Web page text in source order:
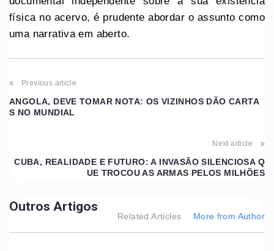
física no acervo, é prudente abordar o assunto como
uma narrativa em aberto.
Previous article
ANGOLA, DEVE TOMAR NOTA: OS VIZINHOS DÃO CARTA
S NO MUNDIAL
Next article
CUBA, REALIDADE E FUTURO: A INVASÃO SILENCIOSA Q
UE TROCOU AS ARMAS PELOS MILHÕES
Outros Artigos
Related Articles More from Author